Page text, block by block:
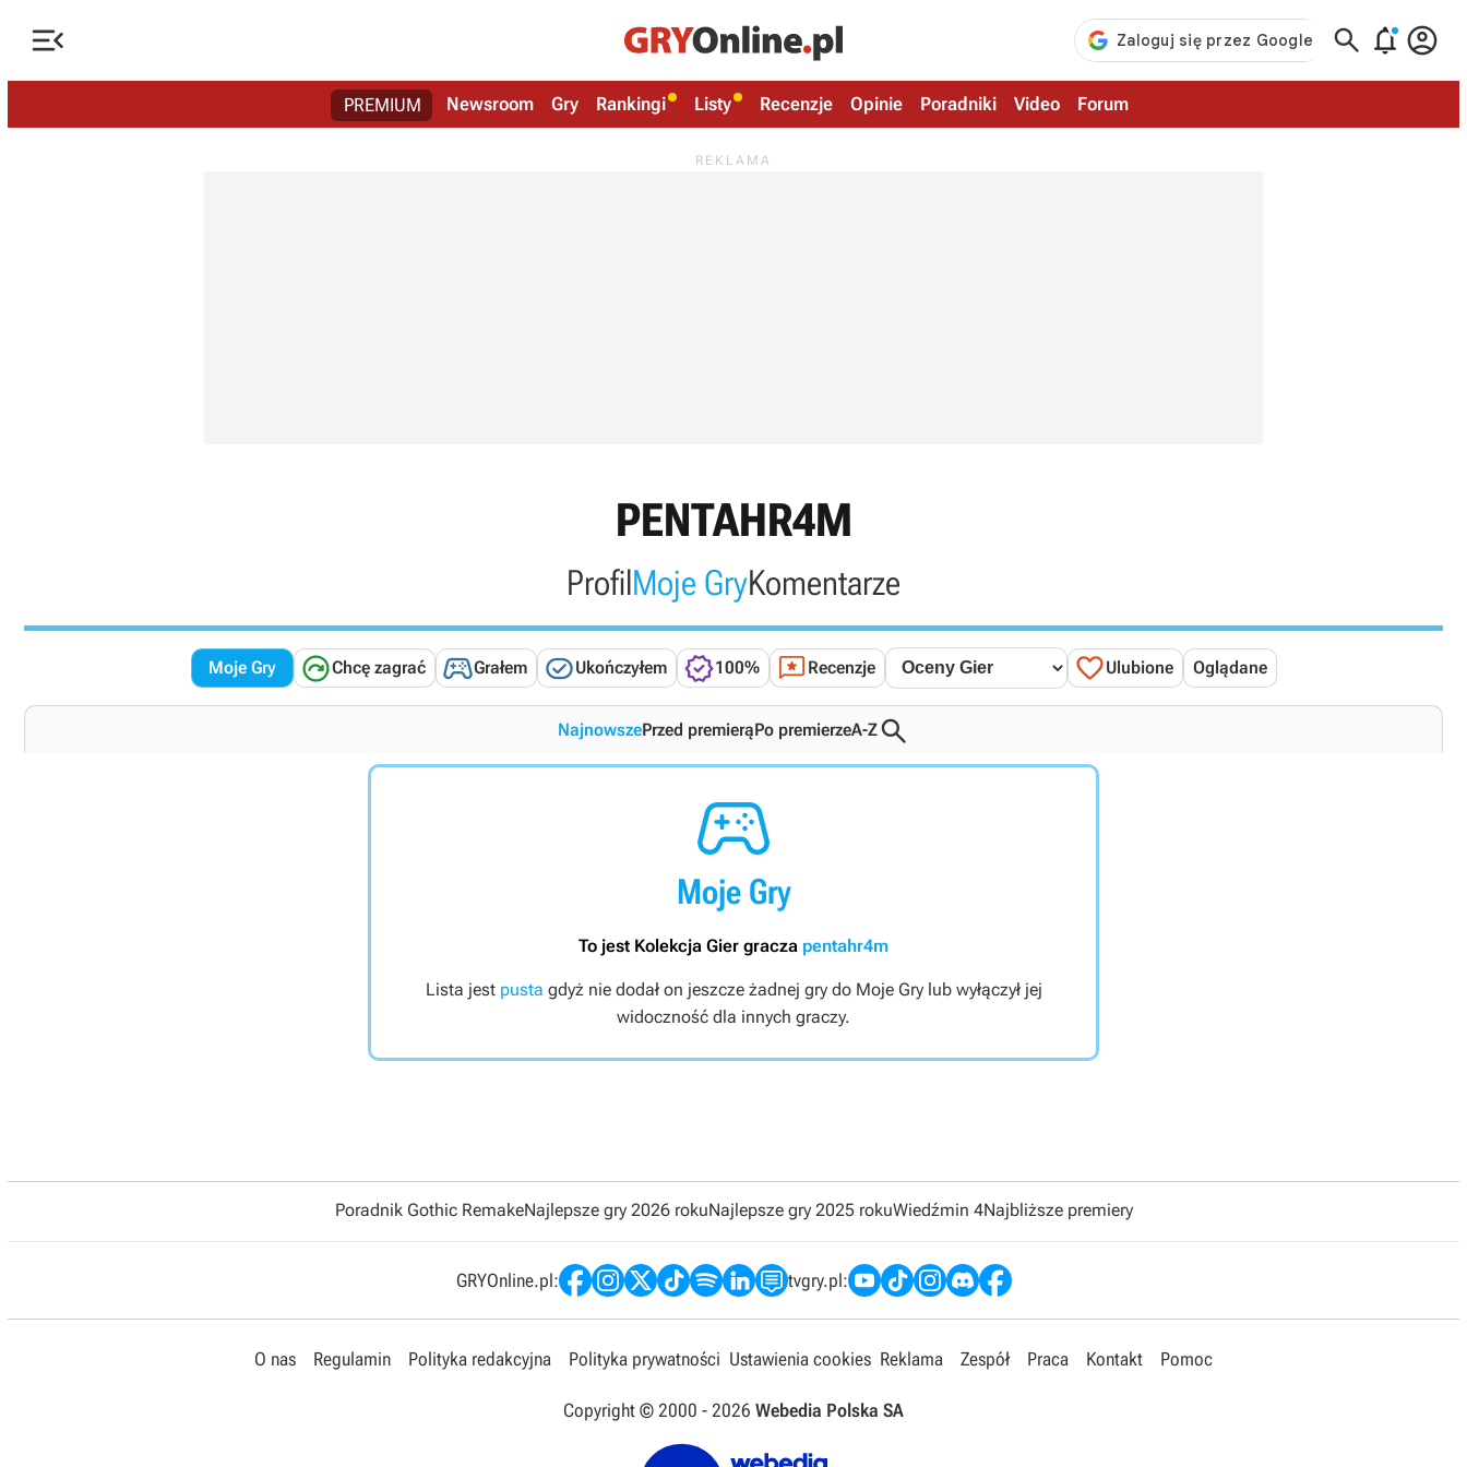
   
PREMIUM Newsroom Gry Rankingi Listy Recenzje Opinie Poradniki Video Forum
PENTAHR4M
ProfilMoje GryKomentarze
Moje Gry Chcę zagrać Grałem Ukończyłem 100%  Recenzje Ulubione Oglądane
NajnowszePrzed premierąPo premierzeA-Z

Moje Gry
To jest Kolekcja Gier gracza pentahr4m
Lista jest pusta gdyż nie dodał on jeszcze żadnej gry do Moje Gry lub wyłączył jej
widoczność dla innych graczy.
Poradnik Gothic RemakeNajlepsze gry 2026 rokuNajlepsze gry 2025 rokuWiedźmin 4Najbliższe premiery
GRYOnline.pl: tvgry.pl:
O nas Regulamin Polityka redakcyjna Polityka prywatności Ustawienia cookies Reklama Zespół Praca Kontakt Pomoc
Copyright © 2000 - 2026 Webedia Polska SA